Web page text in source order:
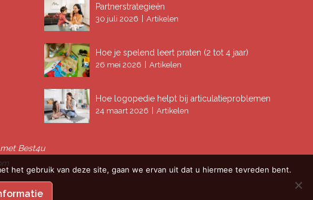
Partnerstrategieën
30 juli 2026 Artikelen
Hoe je spelend leert praten (2 tot 4 jaar)
26 mei 2026 Artikelen
Hoe logopedie helpt bij articulatieproblemen
24 maart 2026 Artikelen
Best4u
het gebruik van deze site, gaan we ervan uit dat u hiermee tevreden bent.